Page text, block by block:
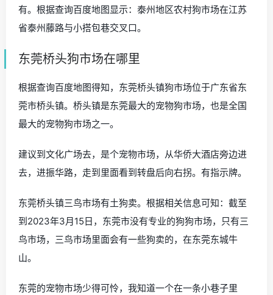
有。根据查询百度地图显示：泰州地区农村狗市场在江苏
省泰州藤路与小搭包巷交叉口。
东莞桥头狗市场在哪里
根据查询百度地图得知，东莞桥头镇狗市场位于广东省东
莞市桥头镇。桥头镇是东莞最大的宠物狗市场，也是全国
最大的宠物狗市场之一。
建议到文化广场去，是个宠物市场，从华侨大酒店旁边进
去，进振华路，走到里面看到转盘后向右拐。有指示牌。
东莞桥头镇三鸟市场有土狗卖。根据相关信息可知：截至
到2023年3月15日，东莞市没有专业的狗狗市场，只有三
鸟市场，三鸟市场里面会有一些狗卖的，在东莞东城牛
山。
东莞的宠物市场少得可怜，我知道一个在一条小巷子里